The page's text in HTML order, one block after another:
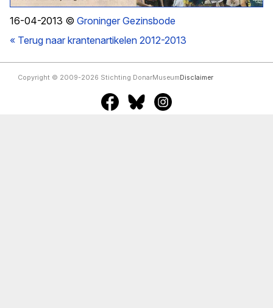
16-04-2013 © Groninger Gezinsbode
« Terug naar krantenartikelen 2012-2013
Copyright © 2009-2026 Stichting DonarMuseum Disclaimer